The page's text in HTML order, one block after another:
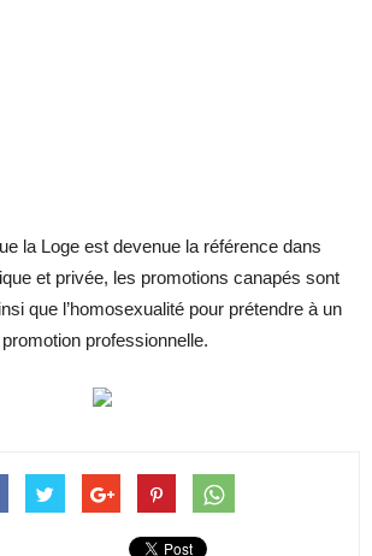
la Loge est devenue la référence dans
et privée, les promotions canapés sont
que l’homosexualité pour prétendre à un
professionnelle.